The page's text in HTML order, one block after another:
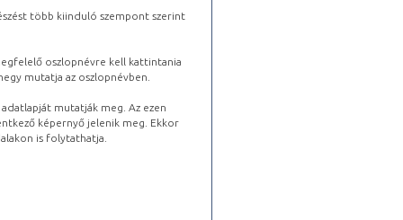
több kiinduló szempont szerint
oszlopnévre kell kattintania
mutatja az oszlopnévben.
mutatják meg. Az ezen
képernyő jelenik meg. Ekkor
is folytathatja.